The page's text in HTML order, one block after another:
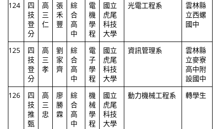
124
四
技
登
分
高
三
仁
張
禾
豐
綜
合
高
中
電
機
學
程
國立
虎尾
科技
大學
光電工程系
雲林縣
立西螺
國中
125
四
技
登
分
高
三
孝
劉
家
齊
綜
合
高
中
電
子
學
程
國立
虎尾
科技
大學
資訊管理系
雲林縣
立麥寮
高中附
設國中
126
四
技
推
甄
高
三
忠
廖
勝
霖
綜
合
高
中
機
械
學
程
國立
虎尾
科技
大學
動力機械工程系 轉學生